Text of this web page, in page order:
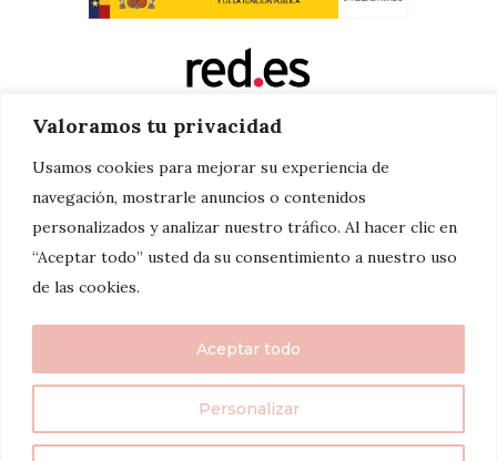
Valoramos tu privacidad
Usamos cookies para mejorar su experiencia de
navegación, mostrarle anuncios o contenidos
personalizados y analizar nuestro tráfico. Al hacer clic en
“Aceptar todo” usted da su consentimiento a nuestro uso
de las cookies.
Personalizar
Aceptar todo